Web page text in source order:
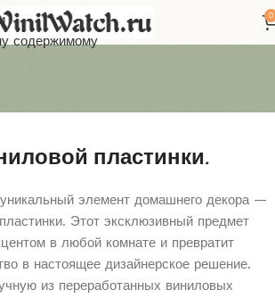
содержимому
0
пластинки.
элемент домашнего декора —
Этот эксклюзивный предмет
в любой комнате и превратит
в настоящее дизайнерское решение.
из переработанных виниловых